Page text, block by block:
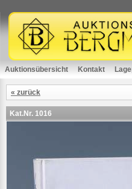
Auktionsübersicht Kontakt
« zurück
Kat.Nr. 1016